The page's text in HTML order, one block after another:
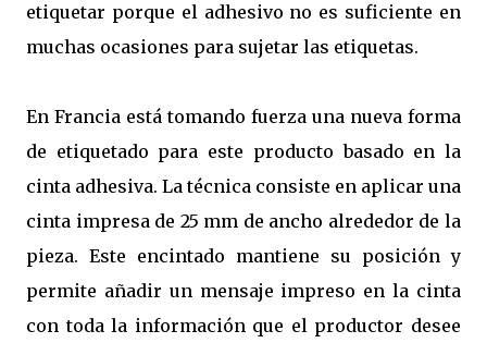
etiquetar porque el adhesivo no es suficiente en
muchas ocasiones para sujetar las etiquetas.
En Francia está tomando fuerza una nueva forma
de etiquetado para este producto basado en la
cinta adhesiva. La técnica consiste en aplicar una
cinta impresa de 25 mm de ancho alrededor de la
pieza. Este encintado mantiene su posición y
permite añadir un mensaje impreso en la cinta
con toda la información que el productor desee